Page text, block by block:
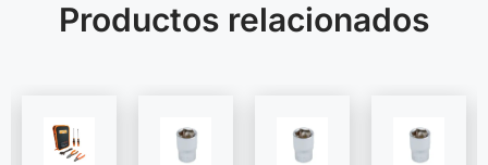
Productos relacionados